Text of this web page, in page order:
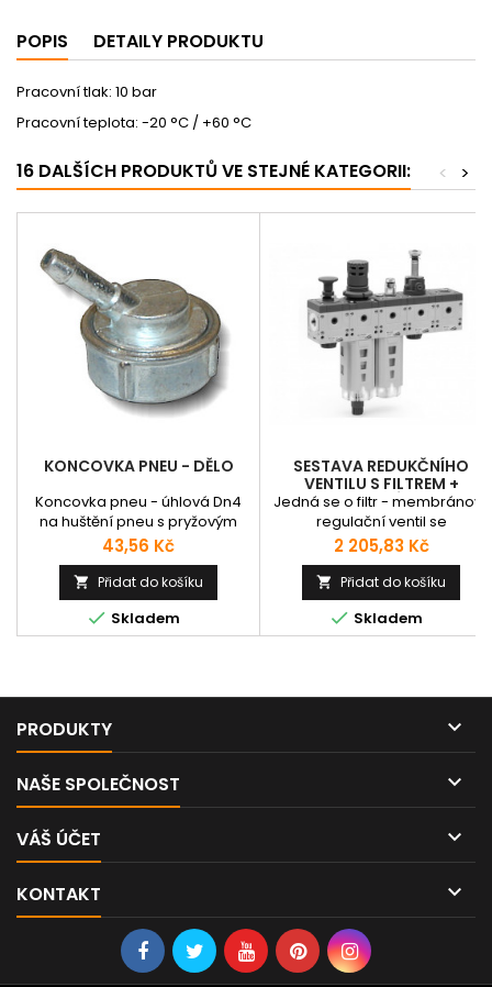
POPIS DETAILY PRODUKTU
Pracovní tlak: 10 bar
Pracovní teplota: -20 °C / +60 °C
16 DALŠÍCH PRODUKTŮ VE STEJNÉ KATEGORII: >
<
KONCOVKA PNEU - DĚLO
Koncovka pneu - úhlová Dn4
na huštění pneu s pryžovým
těsněním.
Cena
43,56 Kč
 Přidat do košíku
 Skladem
SESTAVA REDUKČNÍHO
VENTILU S FILTREM +
MAZNICE SÉRIE MD
Jedná se o filtr - membránový
regulační ventil se
sekundárním odvzdušněním a
dvěma stupni filtrace:
odstředěním vzduchu a
pomocí výměnné a znovu
použitelné pórovité filtrační
vložky HDPE. Tělo je vyrobeno z
mosaznými závitovými přípoji.
Na tělo je připevněna
nádobka, která...
Cena
2 205,83 Kč
 Přidat do košíku
 Skladem
PRODUKTY 
NAŠE SPOLEČNOST 
VÁŠ ÚČET 
KONTAKT 